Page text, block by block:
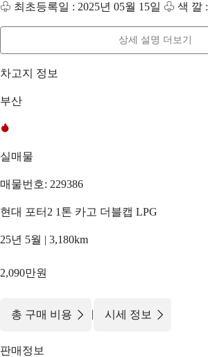
♧ 최초등록일 : 2025년 05월 15일 ♧ 색 깔 :
상세 설명 더보기
차고지 정보
부산
실매물
매물번호: 229386
현대 포터2 1톤 카고 더블캡 LPG
25년 5월 | 3,180km
2,090만원
총 구매 비용 | 시세 정보
판매정보